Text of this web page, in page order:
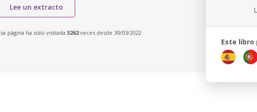
Lee un extracto
página ha sido visitada 3262veces desde 30/03/2022
Este libro